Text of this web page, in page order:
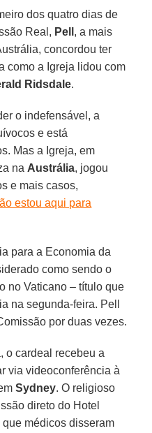
dos quatro dias de
Real, Pell , a mais
concordou ter
como a Igreja lidou com
Ridsdale.
o indefensável, a
e está
Mas a Igreja, em
na Austrália, jogou
e mais casos,
estou aqui para
para a Economia da
como sendo o
no Vaticano – título que
na segunda-feira. Pell
por duas vezes.
o cardeal recebeu a
via videoconferência à
Sydney. O religioso
direto do Hotel
médicos disseram